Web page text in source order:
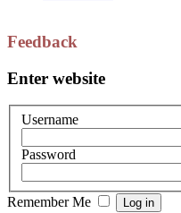
Feedback
Enter website
Username
Password
Remember Me